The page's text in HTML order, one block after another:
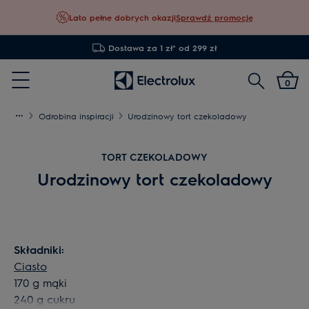
Lato pełne dobrych okazjiSprawdź promocję
Dostawa za 1 zł* od 299 zł
Menu
Szukaj 0
Odrobina inspiracji Urodzinowy tort czekoladowy
TORT CZEKOLADOWY
Urodzinowy tort czekoladowy
Składniki:
Ciasto
170 g mąki
240 g cukru